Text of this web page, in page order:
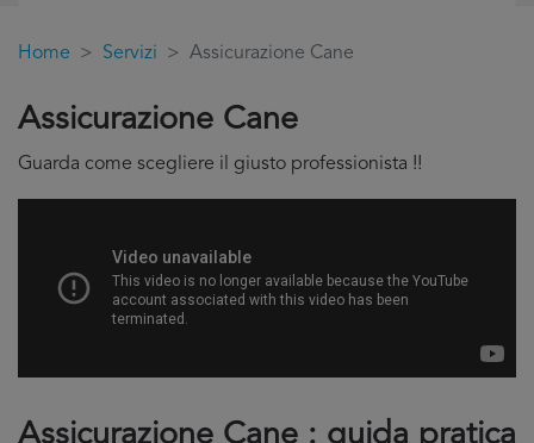
Home Servizi Assicurazione Cane
Assicurazione Cane
Guarda come scegliere il giusto professionista !!
Assicurazione Cane : guida pratica